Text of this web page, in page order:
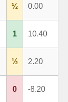
½ 0.00
1 10.40
½ 2.20
0 -8.20